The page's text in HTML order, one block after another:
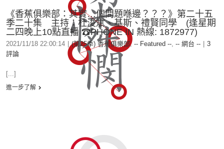
《香蕉俱樂部：其實…個問題喺邊？？？》第二十五
季二十集 主持：杜浚斌、基斯、禮賢同學 (逢星期
二四晚上10點直播 ☎PHONE IN 熱線: 1872977)
2021/11/18 22:00:14 (第25季) 香蕉俱樂部, -- Featured --, -- 網台 --
3
評論
[...]
進一步了解